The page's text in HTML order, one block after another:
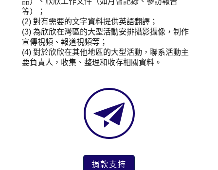
等）；
(2) 對有需要的文字資料提供英語翻譯；
(3) 為欣欣在灣區的大型活動安排攝影攝像，制作
宣傳視頻、報道視頻等；
(4) 對於欣欣在其他地區的大型活動，聯系活動主
要負責人，收集、整理和收存相關資料。
捐款支持